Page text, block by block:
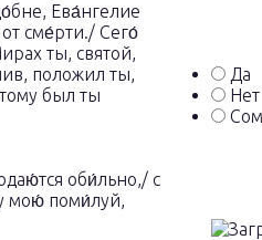
Ева́нгелие
сме́рти./ Сего́
ты, святой,
положил ты,
был ты
оби́льно,/ с
мою́ поми́луй,
Да
Нет